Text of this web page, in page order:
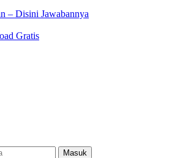
– Disini Jawabannya
Gratis